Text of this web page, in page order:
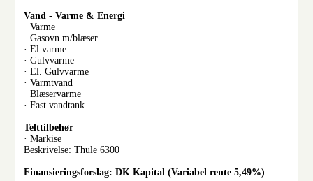
Vand - Varme & Energi
· Varme
· Gasovn m/blæser
· El varme
· Gulvvarme
· El. Gulvvarme
· Varmtvand
· Blæservarme
· Fast vandtank
Telttilbehør
· Markise
Beskrivelse: Thule 6300
Finansieringsforslag: DK Kapital (Variabel rente 5,49%)